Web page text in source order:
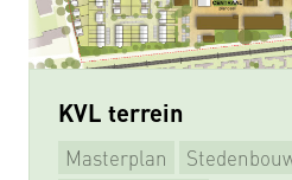
KVL terrein
Masterplan